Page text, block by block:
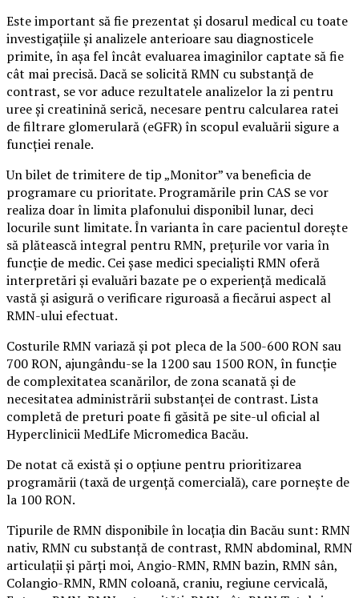
Este important să fie prezentat și dosarul medical cu toate
investigațiile și analizele anterioare sau diagnosticele
primite, în așa fel încât evaluarea imaginilor captate să fie
cât mai precisă. Dacă se solicită RMN cu substanță de
contrast, se vor aduce rezultatele analizelor la zi pentru
uree și creatinină serică, necesare pentru calcularea ratei
de filtrare glomerulară (eGFR) în scopul evaluării sigure a
funcției renale.
Un bilet de trimitere de tip „Monitor” va beneficia de
programare cu prioritate. Programările prin CAS se vor
realiza doar în limita plafonului disponibil lunar, deci
locurile sunt limitate. În varianta în care pacientul dorește
să plătească integral pentru RMN, prețurile vor varia în
funcție de medic. Cei șase medici specialiști RMN oferă
interpretări și evaluări bazate pe o experiență medicală
vastă și asigură o verificare riguroasă a fiecărui aspect al
RMN-ului efectuat.
Costurile RMN variază și pot pleca de la 500-600 RON sau
700 RON, ajungându-se la 1200 sau 1500 RON, în funcție
de complexitatea scanărilor, de zona scanată și de
necesitatea administrării substanței de contrast. Lista
completă de preturi poate fi găsită pe site-ul oficial al
Hyperclinicii MedLife Micromedica Bacău.
De notat că există și o opțiune pentru prioritizarea
programării (taxă de urgență comercială), care pornește de
la 100 RON.
Tipurile de RMN disponibile în locația din Bacău sunt: RMN
nativ, RMN cu substanță de contrast, RMN abdominal, RMN
articulații și părți moi, Angio-RMN, RMN bazin, RMN sân,
Colangio-RMN, RMN coloană, craniu, regiune cervicală,